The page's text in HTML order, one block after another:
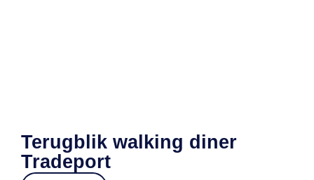
Terugblik walking diner
Tradeport